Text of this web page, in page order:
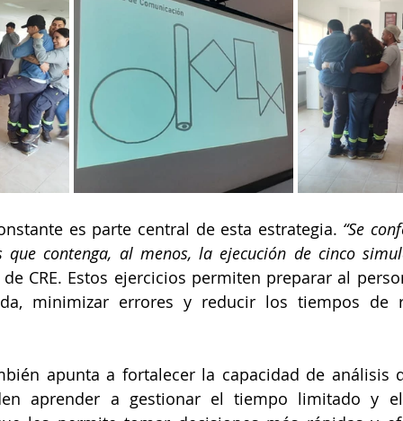
es parte central de esta estrategia. “Se
que contenga, al menos, la ejecución de cinco
CRE. Estos ejercicios permiten preparar al
minimizar errores y reducir los tiempos de
apunta a fortalecer la capacidad de análisis
aprender a gestionar el tiempo limitado y